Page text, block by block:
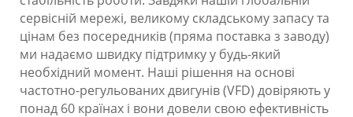
сервісній мережі, великому складському запасу та
цінам без посередників (пряма поставка з заводу)
ми надаємо швидку підтримку у будь-який
необхідний момент. Наші рішення на основі
частотно-регульованих двигунів (VFD) довіряють у
понад 60 країнах і вони довели свою ефективність